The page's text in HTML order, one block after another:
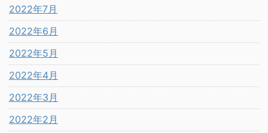
2022年7月
2022年6月
2022年5月
2022年4月
2022年3月
2022年2月